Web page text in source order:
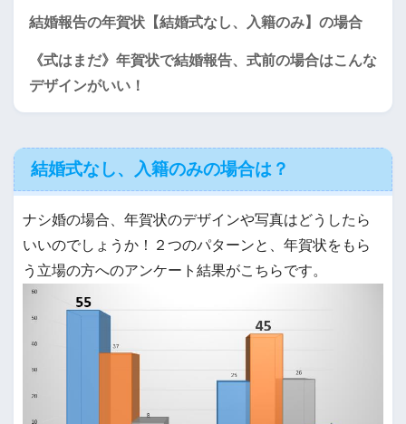
結婚報告の年賀状【結婚式なし、入籍のみ】の場合
《式はまだ》年賀状で結婚報告、式前の場合はこんな
デザインがいい！
結婚式なし、入籍のみの場合は？
ナシ婚の場合、年賀状のデザインや写真はどうしたら
いいのでしょうか！２つのパターンと、年賀状をもら
う立場の方へのアンケート結果がこちらです。